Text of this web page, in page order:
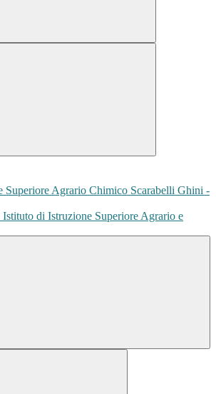
Istituto di Istruzione Superiore Agrario e